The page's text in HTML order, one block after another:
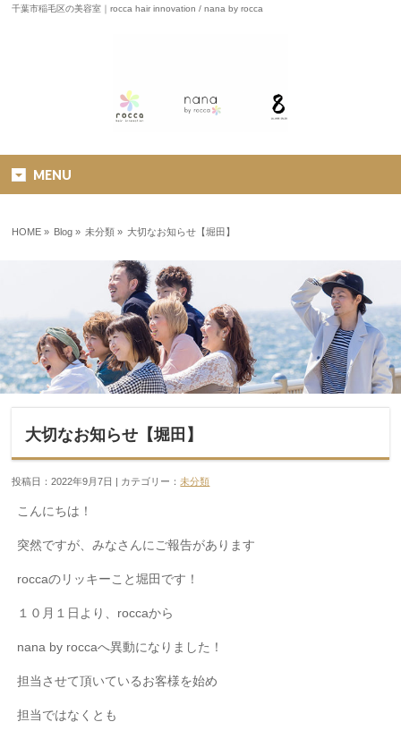
千葉市稲毛区の美容室｜rocca hair innovation / nana by rocca
MENU
HOME » Blog » 未分類 » 大切なお知らせ【堀田】
大切なお知らせ【堀田】
投稿日：2022年9月7日 | カテゴリー：未分類
こんにちは！
突然ですが、みなさんにご報告があります
roccaのリッキーこと堀田です！
１０月１日より、roccaから
nana by roccaへ異動になりました！
担当させて頂いているお客様を始め
担当ではなくとも